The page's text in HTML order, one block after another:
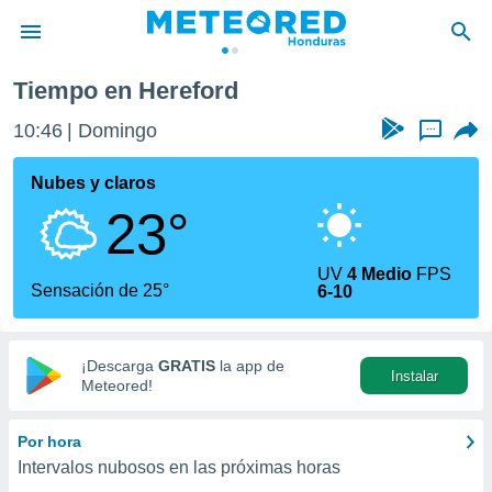
de
ha sido
calidad.
a este
las
y
digital
basada
Tiempo en Hereford
10:46 Domingo ...
Nubes y claros
23°
Sensación de 25°
UV4 Medio FPS
6-10
¡Descarga GRATIS la app de
Meteored!
Instalar
Por hora
Intervalos nubosos en las próximas horas